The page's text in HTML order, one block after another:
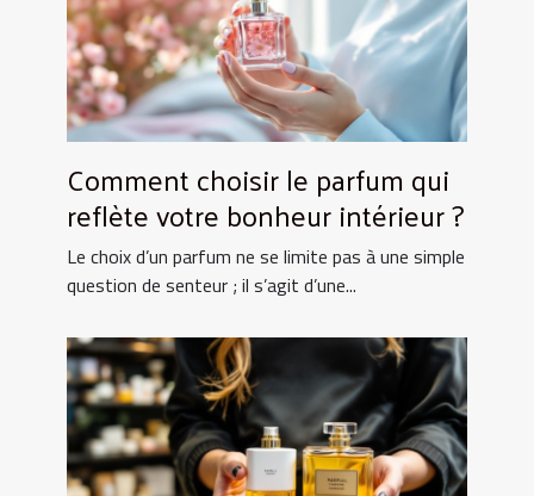
Comment choisir le parfum qui
reflète votre bonheur intérieur ?
Le choix d’un parfum ne se limite pas à une simple
question de senteur ; il s’agit d’une...